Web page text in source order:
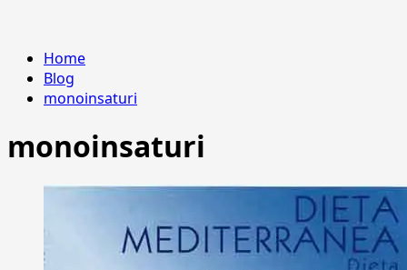
Home
Blog
monoinsaturi
monoinsaturi